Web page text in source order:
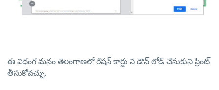
ఈ విధంగ మనం తెలంగాణలో రేషన్ కార్డు ని డౌన్ లోడ్ చేసుకుని ప్రింట్
తీసుకోవచ్చు.